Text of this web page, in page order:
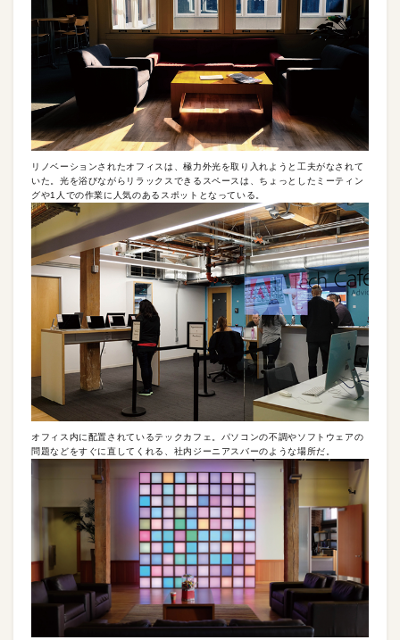
リノベーションされたオフィスは、極力外光を取り入れようと工夫がなされて
いた。光を浴びながらリラックスできるスペースは、ちょっとしたミーティン
グや1人での作業に人気のあるスポットとなっている。
オフィス内に配置されているテックカフェ。パソコンの不調やソフトウェアの
問題などをすぐに直してくれる、社内ジーニアスバーのような場所だ。